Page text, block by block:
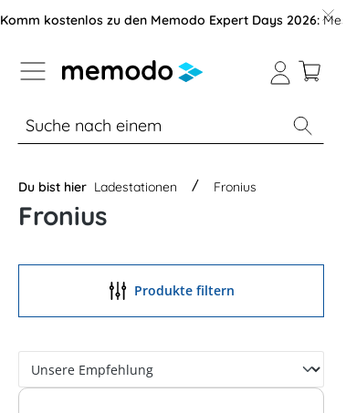
der B2B-Plattform springen
Komm kostenlos zu den Memodo Expert Days 2026:
% Sale Module Wechselrichter
Du bist hier Ladestationen Fronius
Fronius
Produkte filtern